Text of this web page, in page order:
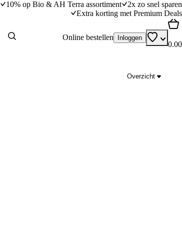
10% op Bio & AH Terra assortiment
2x zo snel sparen
Extra korting met Premium Deals
Online bestellen Inloggen
0.00
Overzicht